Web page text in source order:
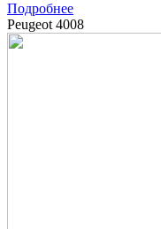
Подробнее
Peugeot 4008